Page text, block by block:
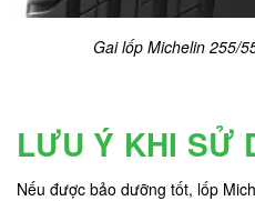
Gai lốp Michelin 255/
LƯU Ý KHI SỬ
Nếu được bảo dưỡng tốt, lốp